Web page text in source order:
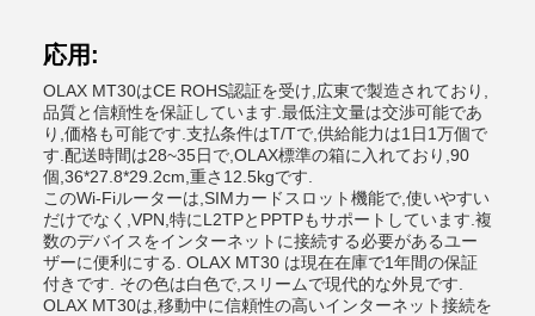
応用:
OLAX MT30はCE ROHS認証を受け,広東で製造されており,
品質と信頼性を保証しています.最低注文量は交渉可能であ
り,価格も可能です.支払条件はT/Tで,供給能力は1日1万個で
す.配送時間は28~35日で,OLAX標準の箱に入れており,90
個,36*27.8*29.2cm,重さ12.5kgです.
このWi-Fiルーターは,SIMカードスロット機能で,使いやすい
だけでなく,VPN,特にL2TPとPPTPもサポートしています.複
数のデバイスをインターネットに接続する必要があるユー
ザーに便利にする. OLAX MT30 は現在在庫で1年間の保証
付きです. その色は白色で,スリームで現代的な外見です.
OLAX MT30は,移動中に信頼性の高いインターネット接続を